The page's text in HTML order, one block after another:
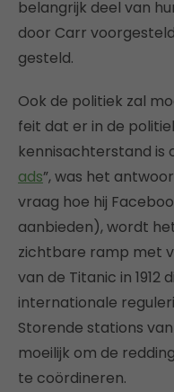
belangrijk deel van
door Carr
gesteld.
Ook de politiek zal
feit dat er in de
kennisachterstand is
ads”, was het
vraag hoe hij
aanbieden), wordt
zichtbare ramp met
van de Titanic in
internationale
Storende stations
moeilijk om de
te coördineren.